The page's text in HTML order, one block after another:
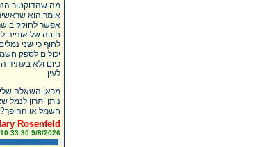
מה שהדוקטור
אומר הוא
אפשר לחוקק
חובה של אונייה
לחוף כי שני
יכולים לספק
כיום ולא בעתיד
לעין.
מכאן השאלה
נותן יתרון לנמל
חשמל או ההיפך?
Rosenfeld
9/8/2026 10:33:30